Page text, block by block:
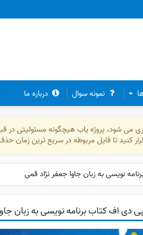
نمونه سوال درباره ما
می شود، پروژه یاب هیچگونه مسئولیتی
کنید تا فایل مربوطه در سریع ترین زمان
نویسی به زبان جاوا جعفر نژاد قمی
دی اف کتاب برنامه نویسی به زبان